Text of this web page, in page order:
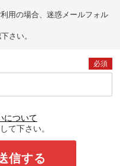
用の場合、迷惑メールフォル
さい。
必須
について
て下さい。
信する